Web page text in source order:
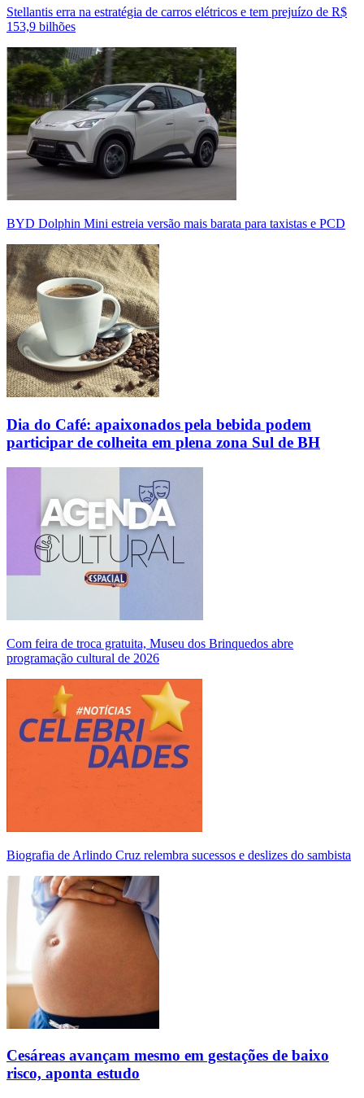
Stellantis erra na estratégia de carros elétricos e tem prejuízo de R$
153,9 bilhões
BYD Dolphin Mini estreia versão mais barata para taxistas e PCD
Dia do Café: apaixonados pela bebida podem
participar de colheita em plena zona Sul de BH
Com feira de troca gratuita, Museu dos Brinquedos abre
programação cultural de 2026
Biografia de Arlindo Cruz relembra sucessos e deslizes do sambista
Cesáreas avançam mesmo em gestações de baixo
risco, aponta estudo